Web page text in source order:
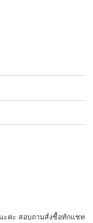
ค่ะ สอบถามสั่งซื้อทักแชท